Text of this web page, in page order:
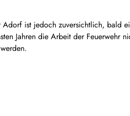
Adorf ist jedoch zuversichtlich, bald
Jahren die Arbeit der Feuerwehr